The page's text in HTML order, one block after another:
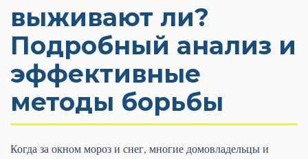
выживают ли?
Подробный анализ и
эффективные
методы борьбы
Когда за окном мороз и снег, многие домовладельцы и